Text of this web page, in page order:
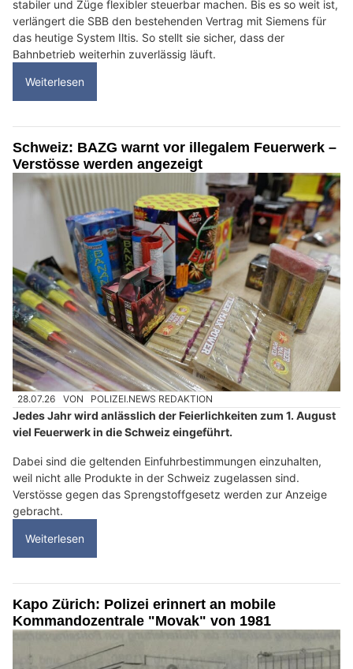
stabiler und Züge flexibler steuerbar machen. Bis es so weit ist,
verlängert die SBB den bestehenden Vertrag mit Siemens für
das heutige System Iltis. So stellt sie sicher, dass der
Bahnbetrieb weiterhin zuverlässig läuft.
Weiterlesen
Schweiz: BAZG warnt vor illegalem Feuerwerk –
Verstösse werden angezeigt
28.07.26 VON POLIZEI.NEWS REDAKTION
Jedes Jahr wird anlässlich der Feierlichkeiten zum 1. August
viel Feuerwerk in die Schweiz eingeführt.
Dabei sind die geltenden Einfuhrbestimmungen einzuhalten,
weil nicht alle Produkte in der Schweiz zugelassen sind.
Verstösse gegen das Sprengstoffgesetz werden zur Anzeige
gebracht.
Weiterlesen
Kapo Zürich: Polizei erinnert an mobile
Kommandozentrale "Movak" von 1981